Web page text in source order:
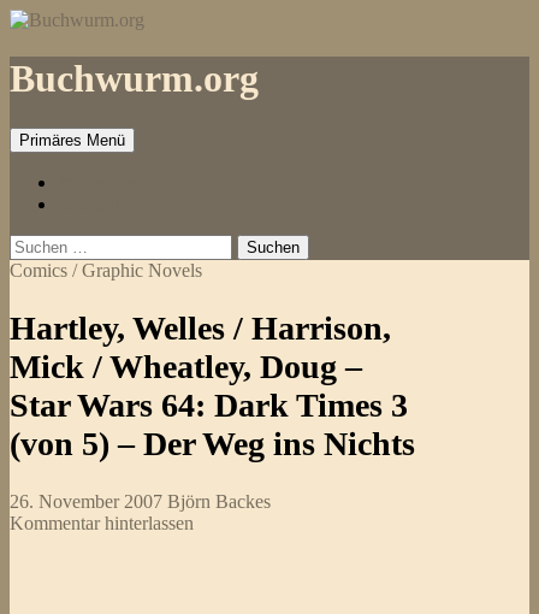
Zum
springen
Buchwurm.org
Primäres Menü
Suchen
nach:
Comics / Graphic Novels
Hartley, Welles / Harrison,
Mick / Wheatley, Doug –
Star Wars 64: Dark Times 3
(von 5) – Der Weg ins Nichts
26. November 2007 Björn Backes
Kommentar hinterlassen